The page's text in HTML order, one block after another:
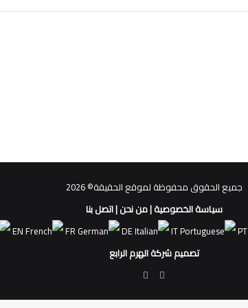
جميع الحقوق محفوظة لموقع الحقيقة© 2026
سياسة الخصوصية|من نحن|اتصل بنا
EN FR DE IT PT
تصميم شركة الهرم الرابع
فيسبوك